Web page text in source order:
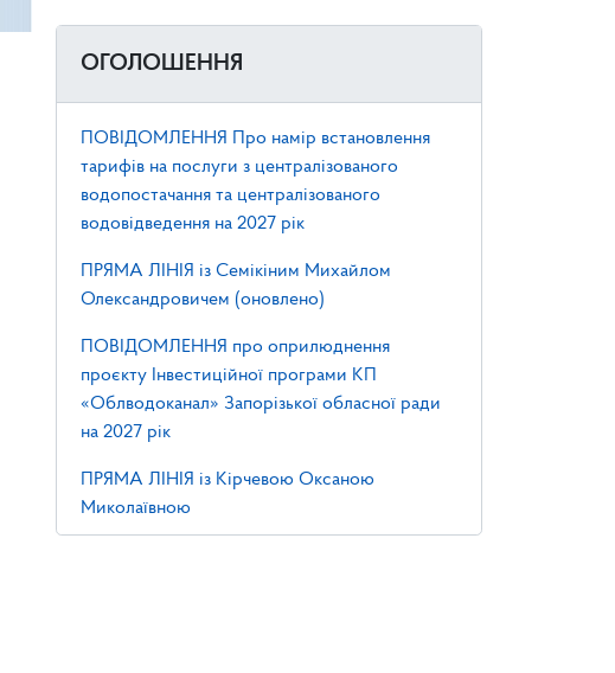
ОГОЛОШЕННЯ
ПОВІДОМЛЕННЯ Про намір встановлення
тарифів на послуги з централізованого
водопостачання та централізованого
водовідведення на 2027 рік
ПРЯМА ЛІНІЯ із Семікіним Михайлом
Олександровичем (оновлено)
ПОВІДОМЛЕННЯ про оприлюднення
проєкту Інвестиційної програми КП
«Облводоканал» Запорізької обласної ради
на 2027 рік
ПРЯМА ЛІНІЯ із Кірчевою Оксаною
Миколаївною